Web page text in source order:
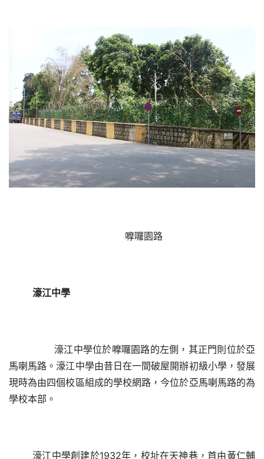
	嚤囉園路
濠江中學
濠江中學位於嚤囉園路的左側，其正門則位於亞
馬喇馬路。濠江中學由昔日在一間破屋開辦初級小學，發展
現時為由四個校區組成的學校網路，今位於亞馬喇馬路的為
學校本部。
濠江中學創建於1932年，校址在天神巷，首由黃仁輔